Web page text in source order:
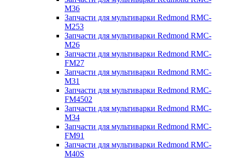
M36
Запчасти для мультиварки Redmond RMC-
M253
Запчасти для мультиварки Redmond RMC-
M26
Запчасти для мультиварки Redmond RMC-
FM27
Запчасти для мультиварки Redmond RMC-
M31
Запчасти для мультиварки Redmond RMC-
FM4502
Запчасти для мультиварки Redmond RMC-
M34
Запчасти для мультиварки Redmond RMC-
FM91
Запчасти для мультиварки Redmond RMC-
M40S